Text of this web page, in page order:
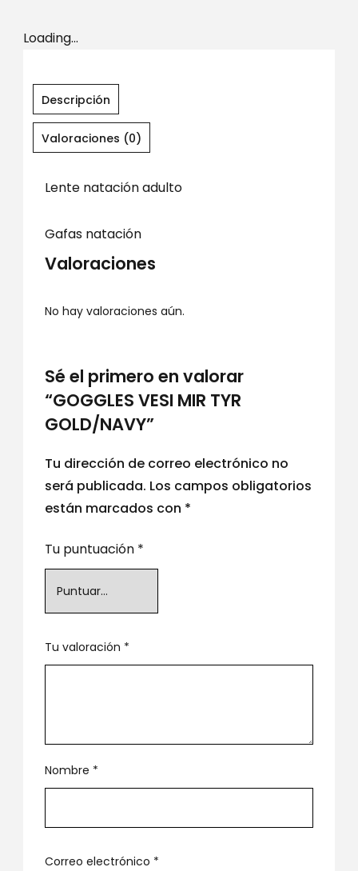
Loading...
Descripción
Valoraciones (0)
Lente natación adulto
Gafas natación
Valoraciones
No hay valoraciones aún.
Sé el primero en valorar
“GOGGLES VESI MIR TYR
GOLD/NAVY”
Tu dirección de correo electrónico no
será publicada. Los campos obligatorios
están marcados con *
Tu puntuación *
Tu valoración *
Nombre *
Correo electrónico *